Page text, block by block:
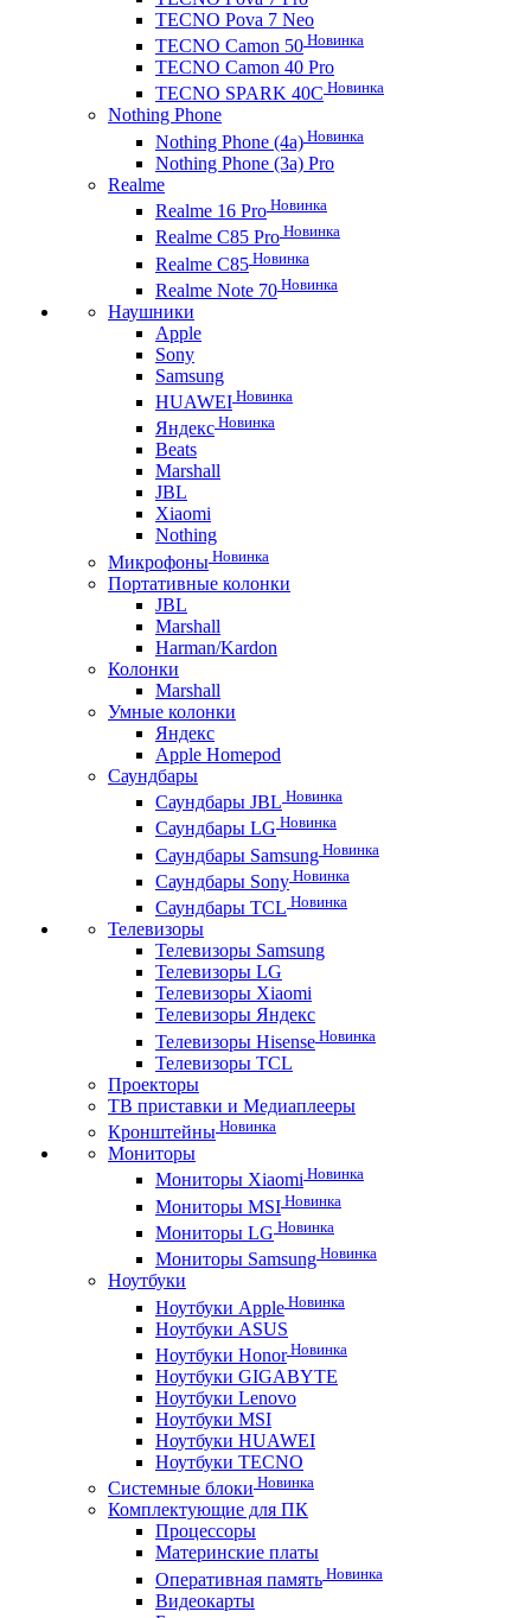
TECNO Pova 7 Neo
TECNO Camon 50 Новинка
TECNO Camon 40 Pro
TECNO SPARK 40C Новинка
Nothing Phone
Nothing Phone (4a) Новинка
Nothing Phone (3a) Pro
Realme
Realme 16 Pro Новинка
Realme C85 Pro Новинка
Realme C85 Новинка
Realme Note 70 Новинка
Наушники
Apple
Sony
Samsung
HUAWEI Новинка
Яндекс Новинка
Beats
Marshall
JBL
Xiaomi
Nothing
Микрофоны Новинка
Портативные колонки
JBL
Marshall
Harman/Kardon
Колонки
Marshall
Умные колонки
Яндекс
Apple Homepod
Саундбары
Саундбары JBL Новинка
Саундбары LG Новинка
Саундбары Samsung Новинка
Саундбары Sony Новинка
Саундбары TCL Новинка
Телевизоры
Телевизоры Samsung
Телевизоры LG
Телевизоры Xiaomi
Телевизоры Яндекс
Телевизоры Hisense Новинка
Телевизоры TCL
Проекторы
ТВ приставки и Медиаплееры
Кронштейны Новинка
Мониторы
Мониторы Xiaomi Новинка
Мониторы MSI Новинка
Мониторы LG Новинка
Мониторы Samsung Новинка
Ноутбуки
Ноутбуки Apple Новинка
Ноутбуки ASUS
Ноутбуки HonorНовинка
Ноутбуки GIGABYTE
Ноутбуки Lenovo
Ноутбуки MSI
Ноутбуки HUAWEI
Ноутбуки TECNO
Системные блоки Новинка
Комплектующие для ПК
Процессоры
Материнские платы
Оперативная память Новинка
Видеокарты